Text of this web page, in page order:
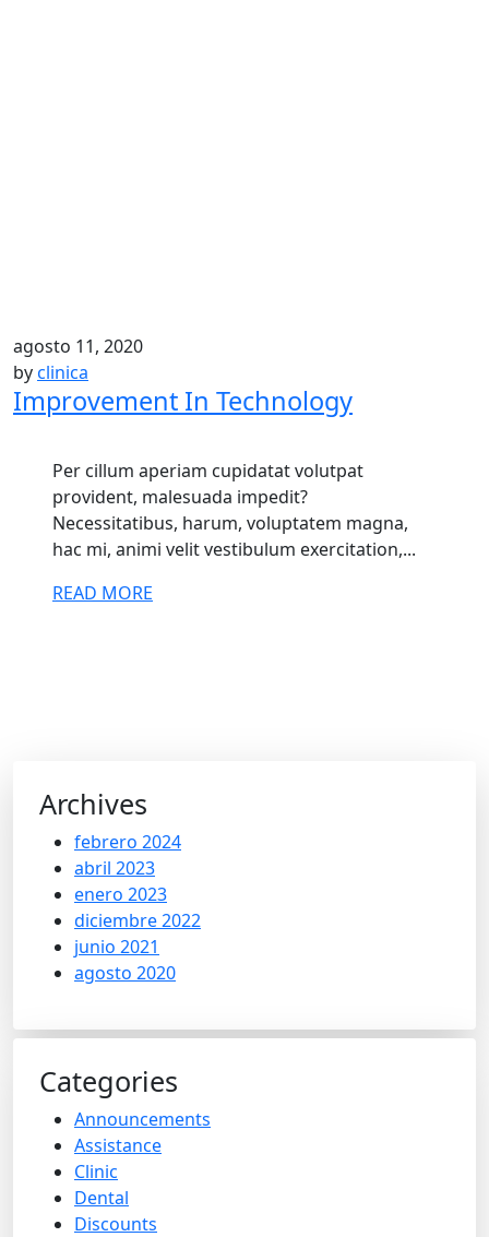
agosto 11, 2020
byclinica
Improvement In Technology
Per cillum aperiam cupidatat volutpat
provident, malesuada impedit?
Necessitatibus, harum, voluptatem magna,
hac mi, animi velit vestibulum exercitation,...
READ MORE
Archives
febrero 2024
abril 2023
enero 2023
diciembre 2022
junio 2021
agosto 2020
Categories
Announcements
Assistance
Clinic
Dental
Discounts